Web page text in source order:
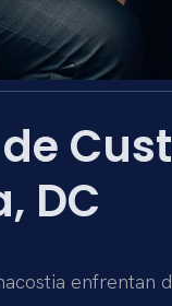
DC
enfrentan